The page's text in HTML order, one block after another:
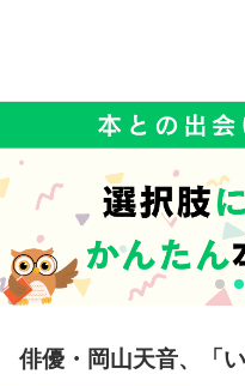
俳優・岡山天音、「